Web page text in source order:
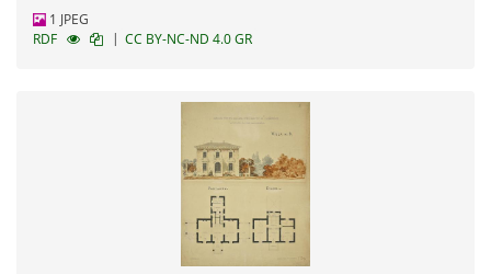
1 JPEG
RDF
| CC BY-NC-ND 4.0 GR